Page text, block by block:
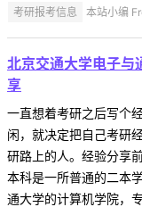
考研报考信息 本站小编
北京交通大学电子
享
一直想着考研之后写个
闲，就决定把自己考研
研路上的人。经验分享
本科是一所普通的二本
通大学的计算机学院，